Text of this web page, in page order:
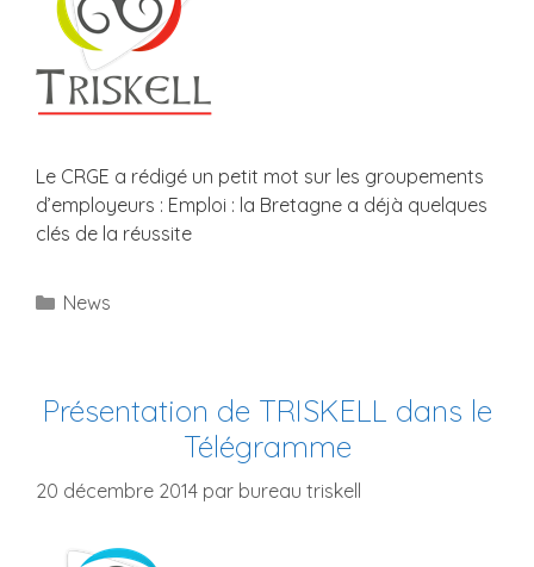
Le CRGE a rédigé un petit mot sur les groupements
d’employeurs : Emploi : la Bretagne a déjà quelques
clés de la réussite
Catégories
News
Présentation de TRISKELL dans le
Télégramme
20 décembre 2014 par bureau triskell